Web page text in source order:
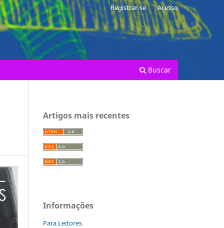
Buscar
Registrar-se Acesso
Artigos mais recentes
Informações
Para Leitores